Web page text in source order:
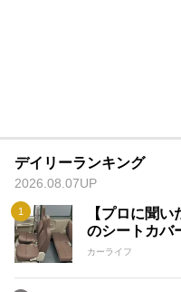
デイリーランキング
2026.08.07UP
【プロに聞
のシートカバ
カーライフ